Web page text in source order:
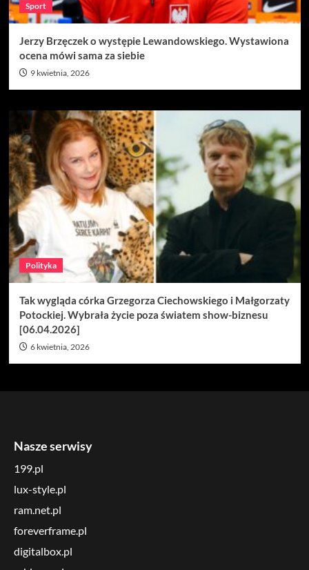
Sport
Jerzy Brzęczek o występie Lewandowskiego. Wystawiona
ocena mówi sama za siebie
9 kwietnia, 2026
Polityka
Tak wygląda córka Grzegorza Ciechowskiego i Małgorzaty
Potockiej. Wybrała życie poza światem show-biznesu
[06.04.2026]
6 kwietnia, 2026
Nasze serwisy
199.pl
lux-style.pl
ram.net.pl
foreverframe.pl
digitalbox.pl